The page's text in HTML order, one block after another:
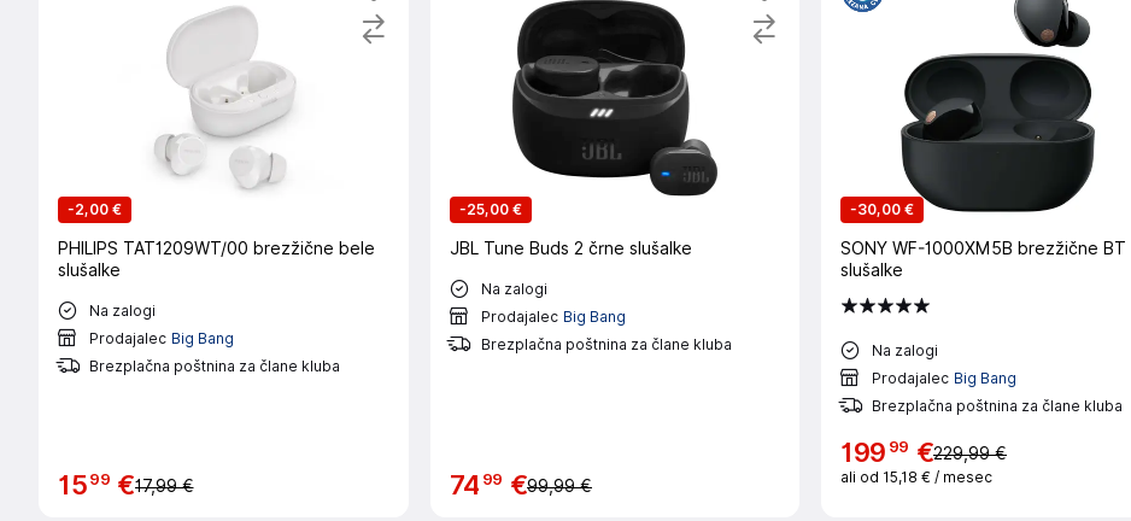
-2,00 €
PHILIPS TAT1209WT/00 brezžične bele
slušalke
Na zalogi
Prodajalec Big Bang
Brezplačna poštnina za člane kluba
1599 €17,99 €
-25,00 €
JBL Tune Buds 2 črne slušalke
Na zalogi
Prodajalec Big Bang
Brezplačna poštnina za člane kluba
74 99 €99,99 €
-30,00 €
SONY WF-1000XM5B brezžične BT
slušalke
Na zalogi
Prodajalec Big Bang
Brezplačna poštnina za člane kluba
199 99 €229,99 €
ali od 15,18 € / mesec